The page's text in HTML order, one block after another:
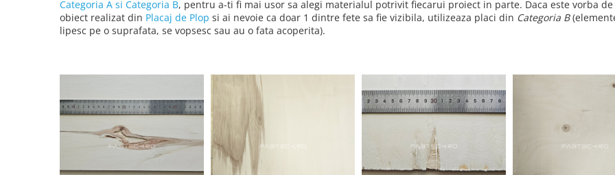
Cedru / Albasia
Carton Duplex
Mucava / Carton de legatorie
Categoria A si Categoria B, pentru a-ti fi mai usor sa alegi materialul potrivit fiecarui proiect in parte. Daca este vorba
obiect realizat din Placaj de Plop si ai nevoie ca doar 1 dintre fete sa fie vizibila, utilizeaza placi din Categoria B
lipesc pe o suprafata, se vopsesc sau au o fata acoperita).